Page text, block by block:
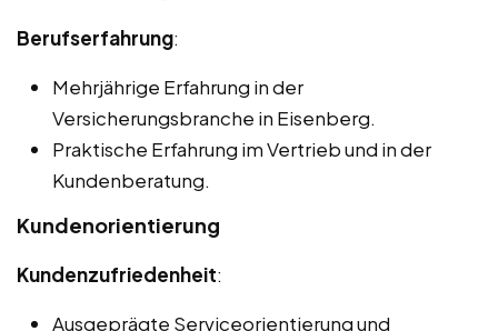
Berufserfahrung:
Mehrjährige Erfahrung in der
Versicherungsbranche in Eisenberg.
Praktische Erfahrung im Vertrieb und in der
Kundenberatung.
Kundenorientierung
Kundenzufriedenheit:
Ausgeprägte Serviceorientierung und